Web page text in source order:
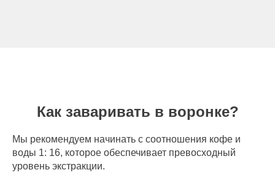
Как заваривать в воронке?
Мы рекомендуем начинать с соотношения кофе и
воды 1: 16, которое обеспечивает превосходный
уровень экстракции.